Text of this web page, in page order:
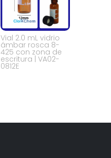
Vial 2.0 mL vidrio
ámbar rosca 8-
425 con zona de
escritura | VA02-
0812E